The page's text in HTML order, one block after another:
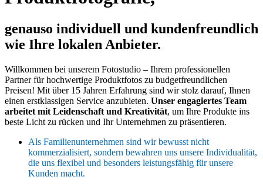
genauso individuell und kundenfreundlich
wie Ihre lokalen Anbieter.
Willkommen bei unserem Fotostudio – Ihrem professionellen
Partner für hochwertige Produktfotos zu budgetfreundlichen
Preisen! Mit über 15 Jahren Erfahrung sind wir stolz darauf, Ihnen
einen erstklassigen Service anzubieten. Unser engagiertes Team
arbeitet mit Leidenschaft und Kreativität, um Ihre Produkte ins
beste Licht zu rücken und Ihr Unternehmen zu präsentieren.
Als Familienunternehmen sind wir bewusst nicht
kommerzialisiert, sondern bewahren uns unsere Individualität,
die uns flexibel und besonders leistungsfähig für unsere
Kunden macht.